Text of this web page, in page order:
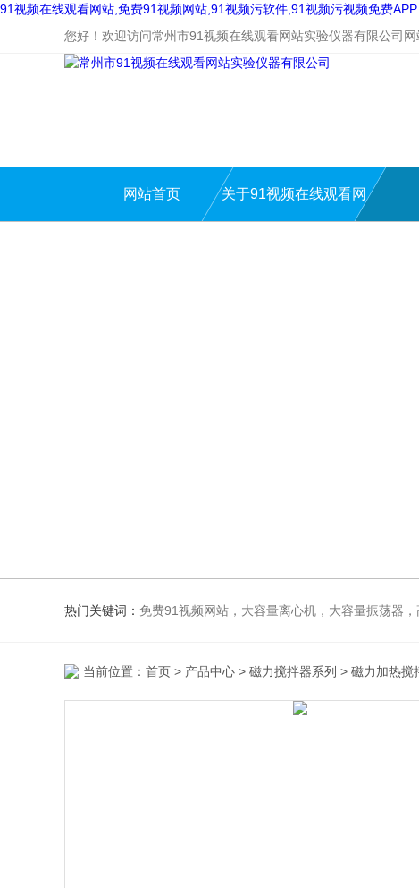
91视频在线观看网站,免费91视频网站,91视频污软件,91视频污视频免费APP
您好！欢迎访问常州市91视频在线观看网站实验仪器有限公司网
网站首页 关于91视频在线观看网
热门关键词： 免费91视频网站，大容量离心机，大容量振荡器，高速冷冻离心机，生化、光照、振荡培养箱，磁力搅拌器，
当前位置： 首页 > 产品中心 > 磁力搅拌器系列 > 磁力加热搅